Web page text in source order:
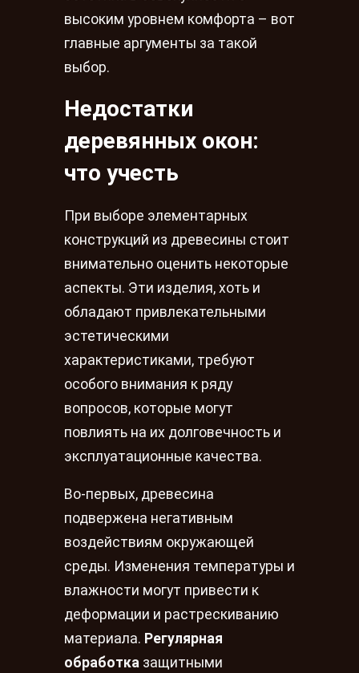
высоким уровнем комфорта – вот
главные аргументы за такой
выбор.
Недостатки
деревянных окон:
что учесть
При выборе элементарных
конструкций из древесины стоит
внимательно оценить некоторые
аспекты. Эти изделия, хоть и
обладают привлекательными
эстетическими
характеристиками, требуют
особого внимания к ряду
вопросов, которые могут
повлиять на их долговечность и
эксплуатационные качества.
Во-первых, древесина
подвержена негативным
воздействиям окружающей
среды. Изменения температуры и
влажности могут привести к
деформации и растрескиванию
материала. Регулярная
обработка защитными